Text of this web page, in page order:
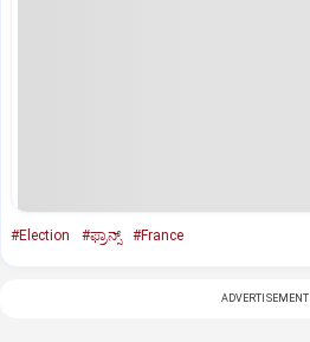
#Election #ಫ್ರಾನ್ಸ್‌ #France
ADVERTISEMENT